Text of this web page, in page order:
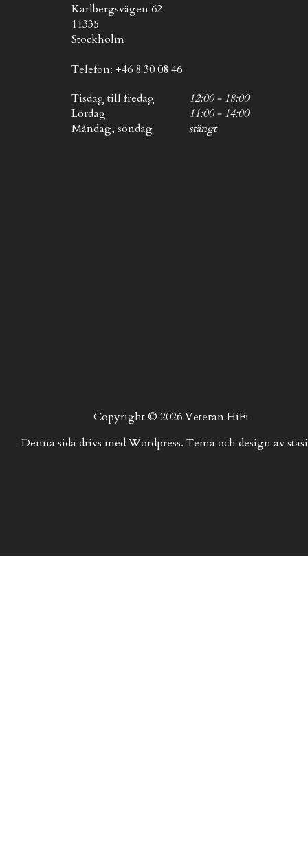
Karlbergsvägen 62
11335
Stockholm
Telefon: +46 8 30 08 46
Tisdag till fredag
12:00 - 18:00
Lördag
11:00 - 14:00
Måndag, söndag
stängt
Copyright © 2026 Veteran HiFi
Denna sida drivs med Wordpress. Tema och design av